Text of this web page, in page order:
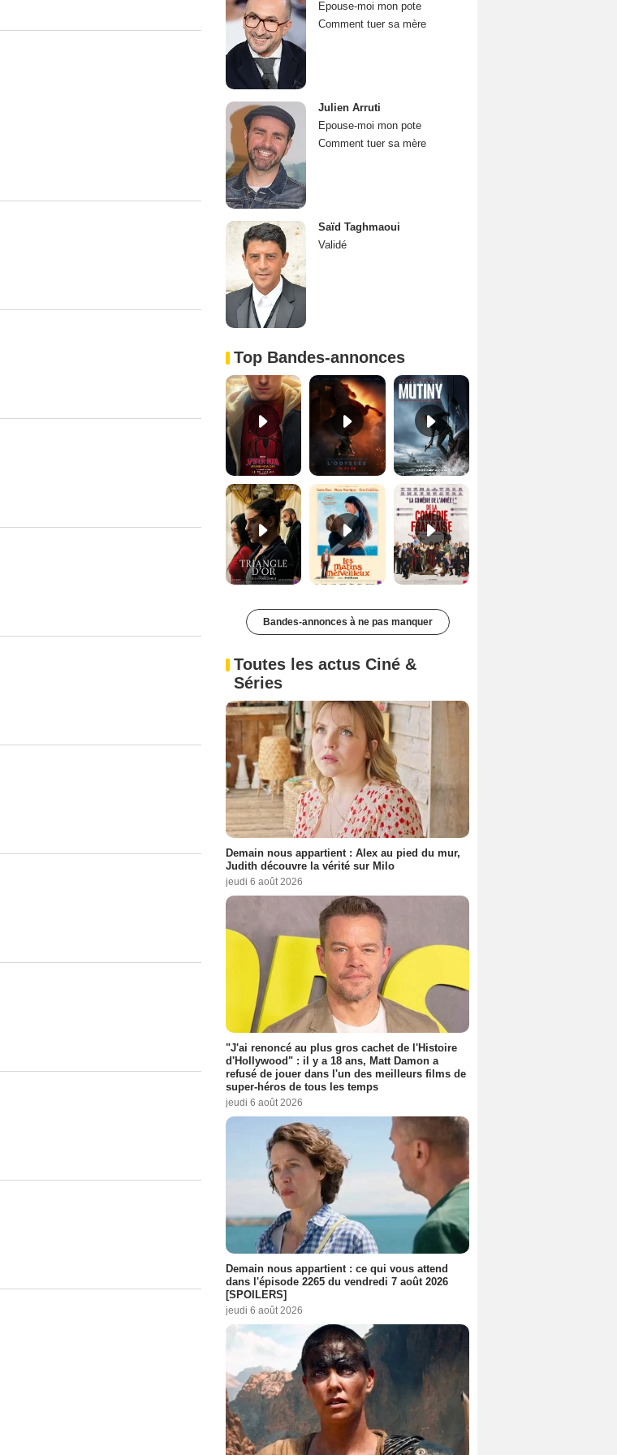
Epouse-moi mon pote
Comment tuer sa mère
Julien Arruti
Epouse-moi mon pote
Comment tuer sa mère
Saïd Taghmaoui
Validé
Top Bandes-annonces
Spider-Man: Brand New Day Bande-annonce VO STFR L'Odyssée Bande-annonce VO STFR
Les Matins merveilleux Bande-annonce VF De la Comédie-Française Teaser VF
Bandes-annonces à ne pas manquer
Toutes les actus Ciné &
Séries
Demain nous appartient : Alex au pied du mur,
Judith découvre la vérité sur Milo
jeudi 6 août 2026
"J'ai renoncé au plus gros cachet de l'Histoire
d'Hollywood" : il y a 18 ans, Matt Damon a
refusé de jouer dans l'un des meilleurs films de
super-héros de tous les temps
jeudi 6 août 2026
Demain nous appartient : ce qui vous attend
dans l'épisode 2265 du vendredi 7 août 2026
[SPOILERS]
jeudi 6 août 2026